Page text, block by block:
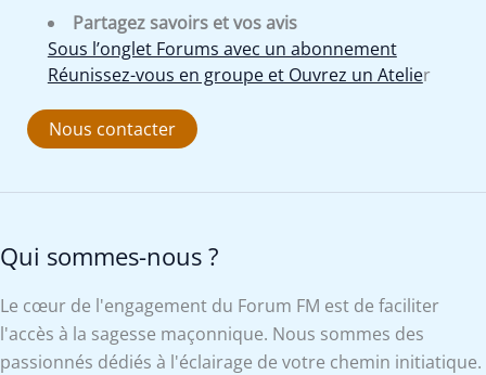
Partagez savoirs et vos avis
Sous l’onglet Forums avec un abonnement
Réunissez-vous en groupe et Ouvrez un Atelier
Nous contacter
Qui sommes-nous ?
Le cœur de l'engagement du Forum FM est de faciliter
l'accès à la sagesse maçonnique. Nous sommes des
passionnés dédiés à l'éclairage de votre chemin initiatique.